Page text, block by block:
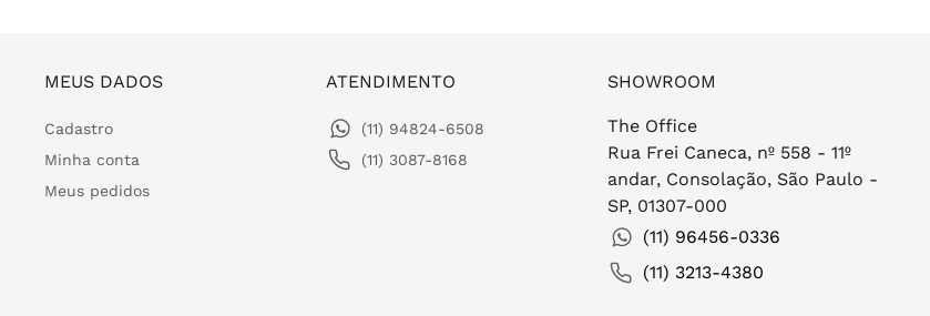
MEUS DADOS
Cadastro
Minha conta
Meus pedidos
ATENDIMENTO
(11) 94824-6508
(11) 3087-8168
SHOWROOM
The Office
Rua Frei Caneca, nº 558 - 11º
andar, Consolação, São Paulo -
SP, 01307-000
(11) 96456-0336
(11) 3213-4380